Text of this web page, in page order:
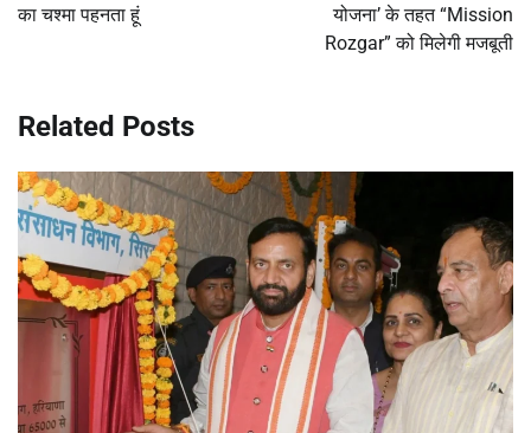
का चश्मा पहनता हूं
योजना’ के तहत “Mission
Rozgar” को मिलेगी मजबूती
Related Posts